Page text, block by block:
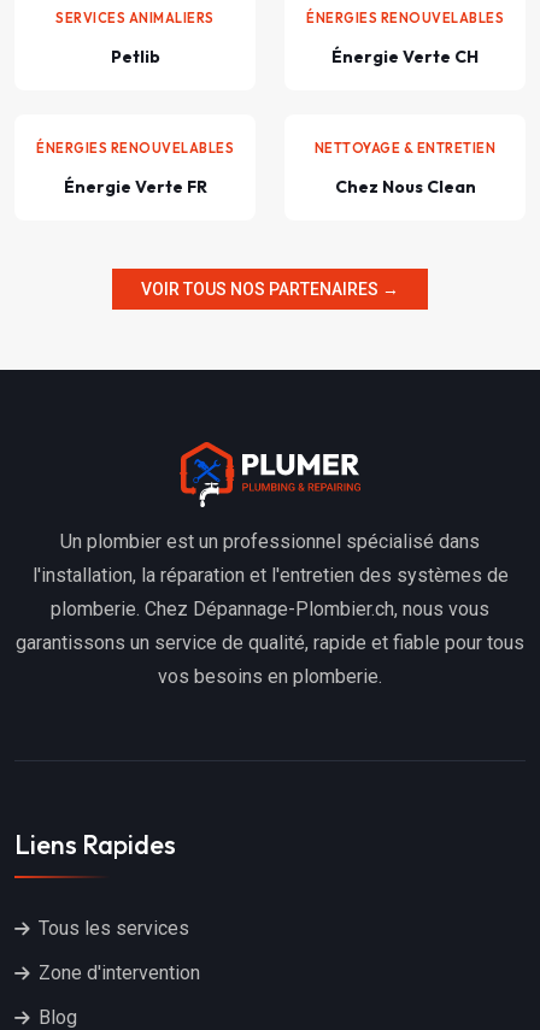
SERVICES ANIMALIERS
Petlib
ÉNERGIES RENOUVELABLES
Énergie Verte CH
ÉNERGIES RENOUVELABLES
Énergie Verte FR
NETTOYAGE & ENTRETIEN
Chez Nous Clean
VOIR TOUS NOS PARTENAIRES →
Un plombier est un professionnel spécialisé dans
l'installation, la réparation et l'entretien des systèmes de
plomberie. Chez Dépannage-Plombier.ch, nous vous
garantissons un service de qualité, rapide et fiable pour tous
vos besoins en plomberie.
Liens Rapides
Tous les services
Zone d'intervention
Blog